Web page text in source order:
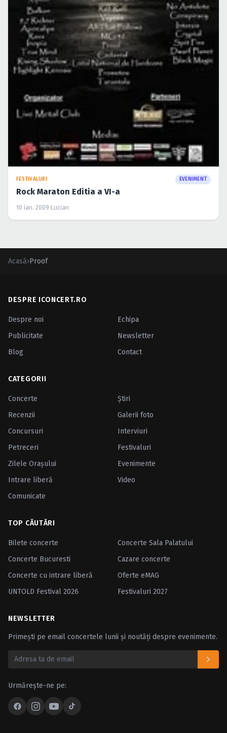
FESTIVALURI EVENIMENT
Rock Maraton Editia a VI-a
10 ian. 2009· Lucian
Acasă›Proof
DESPRE ICONCERT.RO
Despre noi
Echipa
Publicitate
Newsletter
Blog
Contact
CATEGORII
Concerte
Ştiri
Recenzii
Galerii foto
Concursuri
Interviuri
Petreceri
Festivaluri
Zilele Oraşului
Evenimente
Intrare liberă
Video
Comunicate
TOP CĂUTĂRI
Bilete concerte
Concerte Sala Palatului
Concerte Bucuresti
Cazare concerte
Concerte cu intrare liberă
Oferte eMAG
UNTOLD Festival 2026
Festivaluri 2027
NEWSLETTER
Primești pe email concertele lunii și noutăți despre evenimente.
Urmărește-ne pe: